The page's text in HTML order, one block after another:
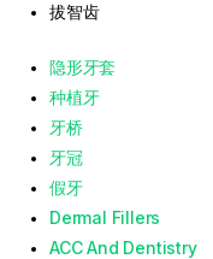
拔智齿
隐形牙套
种植牙
牙桥
牙冠
假牙
Dermal Fillers
ACC And Dentistry